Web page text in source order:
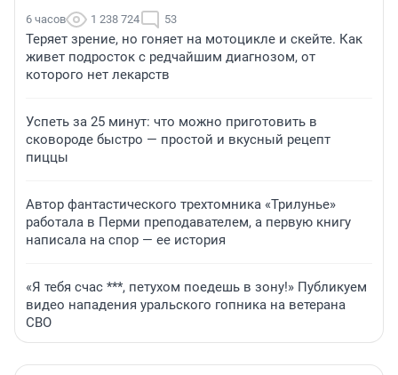
6 часов 1 238 724 53
Теряет зрение, но гоняет на мотоцикле и скейте. Как
живет подросток с редчайшим диагнозом, от
которого нет лекарств
Успеть за 25 минут: что можно приготовить в
сковороде быстро — простой и вкусный рецепт
пиццы
Автор фантастического трехтомника «Трилунье»
работала в Перми преподавателем, а первую книгу
написала на спор — ее история
«Я тебя счас ***, петухом поедешь в зону!» Публикуем
видео нападения уральского гопника на ветерана
СВО